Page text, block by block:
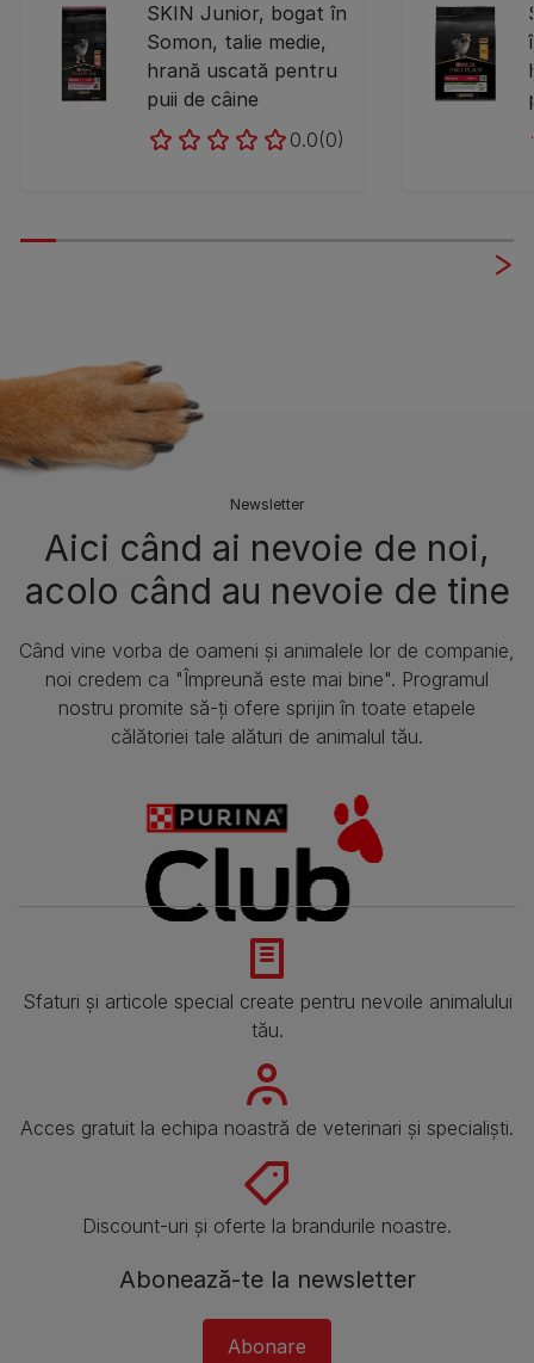
SKIN Junior, bogat în
Somon, talie medie,
hrană uscată pentru
puii de câine
0.0(0)
Newsletter
Aici când ai nevoie de noi,
acolo când au nevoie de tine
Când vine vorba de oameni și animalele lor de companie,
noi credem ca "Împreună este mai bine". Programul
nostru promite să-ți ofere sprijin în toate etapele
călătoriei tale alături de animalul tău.
Sfaturi și articole special create pentru nevoile animalului
tău.
Acces gratuit la echipa noastră de veterinari și specialiști.
Discount-uri și oferte la brandurile noastre.
Abonează-te la newsletter
Abonare